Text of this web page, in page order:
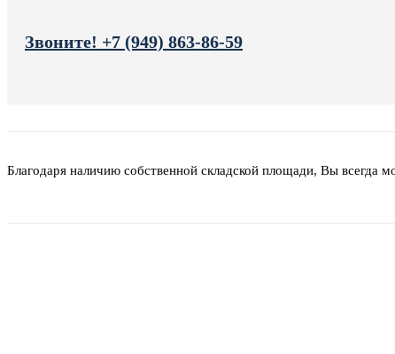
Звоните! +7 (949) 863-86-59
Благодаря наличию собственной складской площади, Вы всегда